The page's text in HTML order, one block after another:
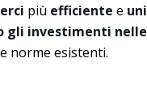
più efficiente e
gli investimenti
norme esistenti.